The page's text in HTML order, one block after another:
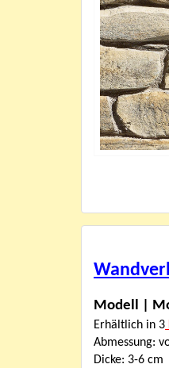
Modell |
Erhältlich in 3
Abmessung:
Dicke: 3-6 cm